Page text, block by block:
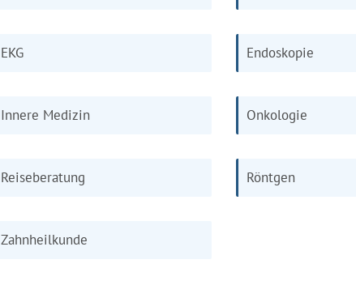
EKG Endoskopie
Innere Medizin Onkologie
Reiseberatung Röntgen
Zahnheilkunde